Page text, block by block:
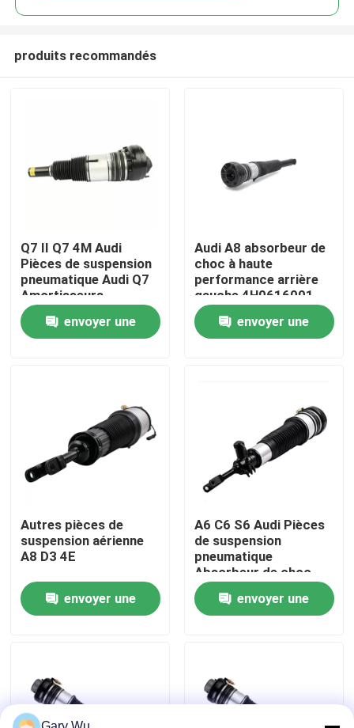
À la maison
Produits
À propos de nous
Visite de l'usine
Contrôle de la qualité
Nouvelles
Système de suspension pneumatique de voiture
produits recommandés
Q7 II Q7 4M Audi
Pièces de suspension
pneumatique Audi Q7
Amortisseurs
4M4616039
envoyer une
Audi A8 absorbeur de
choc à haute
performance arrière
gauche 4H0616001
Audi Air Shocks
envoyer une
Autres pièces de
suspension aérienne
A8 D3 4E
envoyer une
A6 C6 S6 Audi Pièces
de suspension
pneumatique
Absorbeur de choc
avant droit
4F0616040envoyer une